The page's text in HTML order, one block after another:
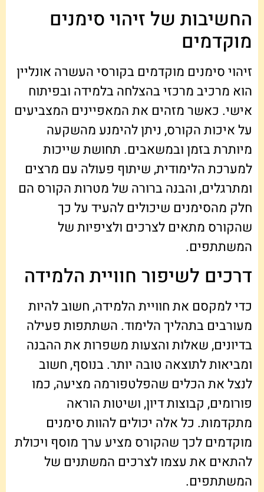
החשיבות של זיהוי סימנים
מוקדמים
זיהוי סימנים מוקדמים בקורסי העשרה אונליין
הוא מרכיב מרכזי בהצלחה בלמידה ובפיתוח
אישי. כאשר מזהים את המאפיינים המצביעים
על איכות הקורס, ניתן להימנע מהשקעה
מיותרת בזמן ובמשאבים. תחושת שייכות
למערכת הלימודית, שיתוף פעולה עם מרצים
ומתרגלים, והבנה ברורה של מטרות הקורס הם
חלק מהסימנים שיכולים להעיד על כך
שהקורס מתאים לצרכים ולציפיות של
המשתתפים.
דרכים לשיפור חוויית הלמידה
כדי למקסם את חוויית הלמידה, חשוב להיות
מעורבים בתהליך הלימוד. השתתפות פעילה
בדיונים, שאלות והצעות משפרות את ההבנה
ומביאות לתוצאה טובה יותר. בנוסף, חשוב
לנצל את הכלים שהפלטפורמה מציעה, כמו
פורומים, קבוצות דיון, ושיטות הוראה
מתקדמות. כל אלה יכולים להוות סימנים
מוקדמים לכך שהקורס מציע ערך מוסף ויכולת
להתאים את עצמו לצרכים המשתנים של
המשתתפים.